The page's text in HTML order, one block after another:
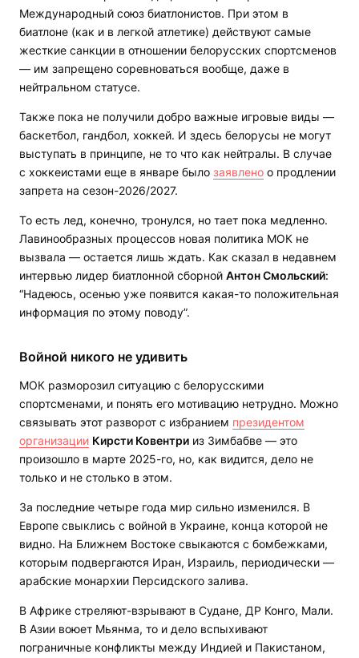
Международный союз биатлонистов. При этом в
биатлоне (как и в легкой атлетике) действуют самые
жесткие санкции в отношении белорусских спортсменов
— им запрещено соревноваться вообще, даже в
нейтральном статусе.
Также пока не получили добро важные игровые виды —
баскетбол, гандбол, хоккей. И здесь белорусы не могут
выступать в принципе, не то что как нейтралы. В случае
с хоккеистами еще в январе было заявлено о продлении
запрета на сезон-2026/2027.
То есть лед, конечно, тронулся, но тает пока медленно.
Лавинообразных процессов новая политика МОК не
вызвала — остается лишь ждать. Как сказал в недавнем
интервью лидер биатлонной сборной Антон Смольский:
“Надеюсь, осенью уже появится какая-то положительная
информация по этому поводу”.
Войной никого не удивить
МОК разморозил ситуацию с белорусскими
спортсменами, и понять его мотивацию нетрудно. Можно
связывать этот разворот с избранием президентом
организации Кирсти Ковентри из Зимбабве — это
произошло в марте 2025-го, но, как видится, дело не
только и не столько в этом.
За последние четыре года мир сильно изменился. В
Европе свыклись с войной в Украине, конца которой не
видно. На Ближнем Востоке свыкаются с бомбежками,
которым подвергаются Иран, Израиль, периодически —
арабские монархии Персидского залива.
В Африке стреляют-взрывают в Судане, ДР Конго, Мали.
В Азии воюет Мьянма, то и дело вспыхивают
пограничные конфликты между Индией и Пакистаном,